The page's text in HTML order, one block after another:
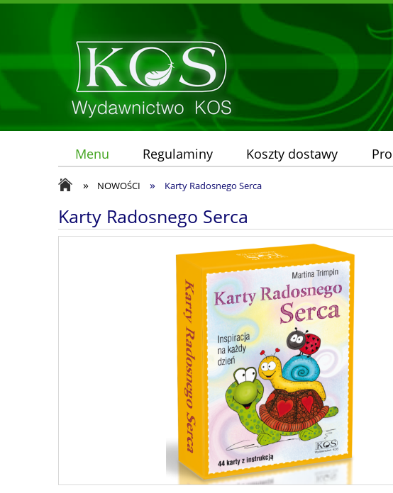
Menu Regulaminy Koszty dostawy
» NOWOŚCI » Karty Radosnego Serca
Karty Radosnego Serca